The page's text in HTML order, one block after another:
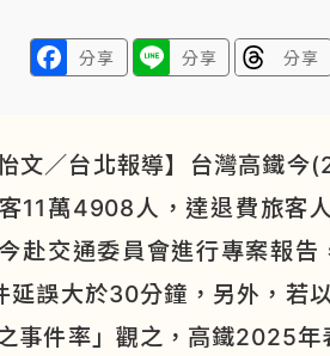
分享 分享 分享
怡文／台北報導】台灣高鐵
11萬4908人，達退費旅客
赴交通委員會進行專案報
延誤大於30分鐘，另外，若
事件率」觀之，高鐵2025